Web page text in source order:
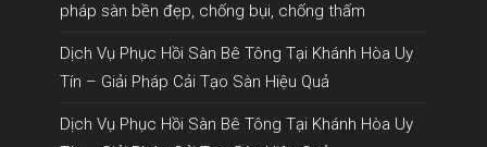
pháp sàn bền đẹp, chống bụi, chống thấm
Dịch Vụ Phục Hồi Sàn Bê Tông Tại Khánh Hòa Uy
Tín – Giải Pháp Cải Tạo Sàn Hiệu Quả
Dịch Vụ Phục Hồi Sàn Bê Tông Tại Khánh Hòa Uy